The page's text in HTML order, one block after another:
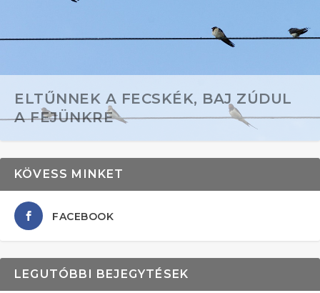
ELTŰNNEK A FECSKÉK, BAJ ZÚDUL
A FEJÜNKRE
KÖVESS MINKET
FACEBOOK
LEGUTÓBBI BEJEGYTÉSEK